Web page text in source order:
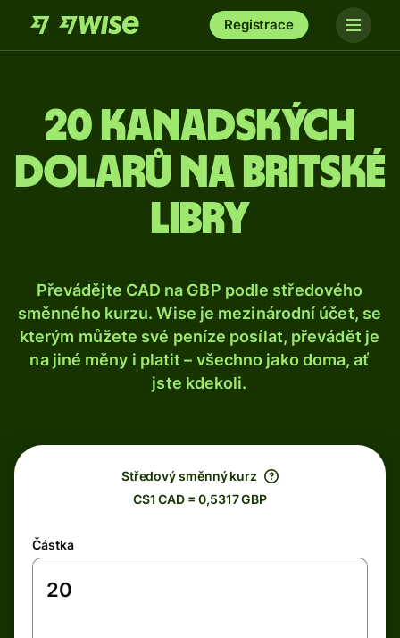
Registrace
20 kanadských
dolarů na britské
libry
Převádějte CAD na GBP podle středového
směnného kurzu. Wise je mezinárodní účet, se
kterým můžete své peníze posílat, převádět je
na jiné měny i platit – všechno jako doma, ať
jste kdekoli.
Středový směnný kurz
C$1 CAD = 0,5317 GBP
Částka